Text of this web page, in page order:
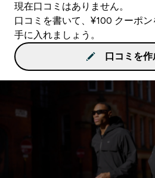
現在口コミはありません。
口コミを書いて、¥100 クーポ
手に入れましょう。
口コミを